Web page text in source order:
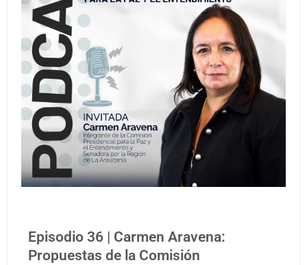
Episodio 36 | Carmen Aravena:
Propuestas de la Comisión